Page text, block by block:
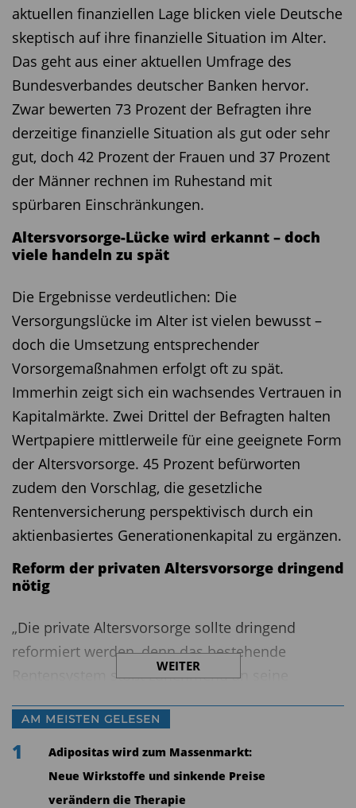
aktuellen finanziellen Lage blicken viele Deutsche
skeptisch auf ihre finanzielle Situation im Alter.
Das geht aus einer aktuellen Umfrage des
Bundesverbandes deutscher Banken hervor.
Zwar bewerten 73 Prozent der Befragten ihre
derzeitige finanzielle Situation als gut oder sehr
gut, doch 42 Prozent der Frauen und 37 Prozent
der Männer rechnen im Ruhestand mit
spürbaren Einschränkungen.
Altersvorsorge-Lücke wird erkannt – doch
viele handeln zu spät
Die Ergebnisse verdeutlichen: Die
Versorgungslücke im Alter ist vielen bewusst –
doch die Umsetzung entsprechender
Vorsorgemaßnahmen erfolgt oft zu spät.
Immerhin zeigt sich ein wachsendes Vertrauen in
Kapitalmärkte. Zwei Drittel der Befragten halten
Wertpapiere mittlerweile für eine geeignete Form
der Altersvorsorge. 45 Prozent befürworten
zudem den Vorschlag, die gesetzliche
Rentenversicherung perspektivisch durch ein
aktienbasiertes Generationenkapital zu ergänzen.
Reform der privaten Altersvorsorge dringend
nötig
„Die private Altersvorsorge sollte dringend
reformiert werden, denn das bestehende
Rentensystem stößt zunehmend an seine
der ING in Deutschland und im Vorstand des
Bankenverbandes zuständig für das Thema
Altersvorsorge. „Es ist wichtig, dass die Politik
jetzt ins Handeln kommt.“ Die sogenannte
WEITER
AM MEISTEN GELESEN
1
Adipositas wird zum Massenmarkt:
Neue Wirkstoffe und sinkende Preise
verändern die Therapie